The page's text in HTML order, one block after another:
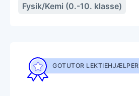
Fysik/Kemi (0.-10. klasse)
GOTUTOR LEKTIEHJÆLPER